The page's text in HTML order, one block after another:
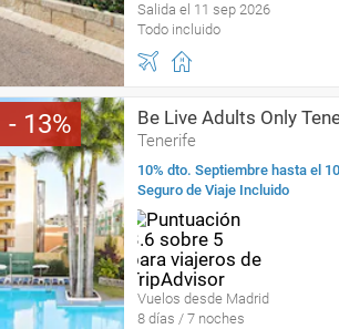
Salida el 11 sep 2026
Todo incluido
13 Be Live Adults Only
Tenerife
10% dto. Septiembre hasta el
Seguro de Viaje Incluido
Vuelos desde Madrid
8 días / 7 noches